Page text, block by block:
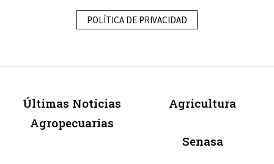
POLÍTICA DE PRIVACIDAD
Últimas Noticias
Agropecuarias
Agricultura
Senasa